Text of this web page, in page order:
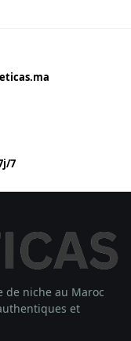
7
de niche au Maroc
et